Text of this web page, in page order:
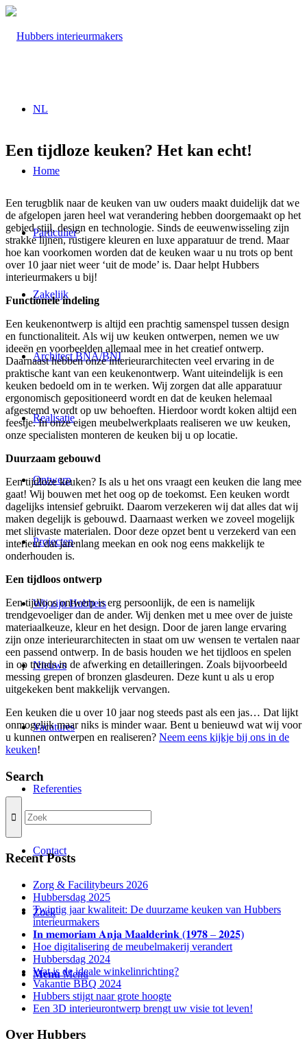
NL
Home
Particulier
Zakelijk
Architect BNA/BNI
Realisatie
Ontwerp
Projecten
Wij zijn Hubbers
Nieuws
Vacatures
Referenties
Contact
Zoek
Menu Menu
Een tijdloze keuken? Het kan echt!
Een terugblik naar de keuken van uw ouders maakt duidelijk dat we
de afgelopen jaren heel wat verandering hebben doorgemaakt op het
gebied stijl, design en technologie. Sinds de eeuwenwisseling zijn
strakke lijnen, rustigere kleuren en luxe apparatuur de trend. Maar
hoe kan voorkomen worden dat de keuken waar u nu trots op bent
over 10 jaar niet weer ‘uit de mode’ is. Daar helpt Hubbers
interieurmakers u bij!
Functionele indeling
Een keukenontwerp is altijd een prachtig samenspel tussen design
en functionaliteit. Als wij uw keuken ontwerpen, nemen we uw
ideeën en voorbeelden allemaal mee in het creatief ontwerp.
Daarnaast hebben onze interieurarchitecten veel ervaring in de
praktische kant van een keukenontwerp. Want uiteindelijk is een
keuken bedoeld om in te werken. Wij zorgen dat alle apparatuur
ergonomisch gepositioneerd wordt en dat de keuken helemaal
afgestemd wordt op uw behoeften. Hierdoor wordt koken altijd een
feestje. In onze eigen meubelwerkplaats realiseren we uw keuken,
onze specialisten monteren de keuken bij u op locatie.
Duurzaam gebouwd
Een tijdloze keuken? Is als u het ons vraagt een keuken die lang mee
gaat! Wij bouwen met het oog op de toekomst. Een keuken wordt
dagelijks intensief gebruikt. Daarom verzekeren wij dat alles dat wij
maken degelijk is gebouwd. Daarnaast werken we zoveel mogelijk
met slijtvaste materialen. Door deze opzet bent u verzekerd van een
interieur dat jarenlang meekan en ook nog eens makkelijk te
onderhouden is.
Een tijdloos ontwerp
Een tijdloos ontwerp is erg persoonlijk, de een is namelijk
trendgevoeliger dan de ander. Wij denken met u mee over de juiste
materiaalkeuze, kleur en het design. Door de jaren lange ervaring
zijn onze interieurarchitecten in staat om uw wensen te vertalen naar
een passend ontwerp. In de basis houden we het tijdloos en spelen
in op trends in de afwerking en detailleringen. Zoals bijvoorbeeld
messing grepen of bronzen glasdeuren. Deze kunt u als u erop
uitgekeken bent makkelijk vervangen.
Een keuken die u over 10 jaar nog steeds past als een jas… Dat lijkt
onmogelijk maar niks is minder waar. Bent u benieuwd wat wij voor
u kunnen ontwerpen en realiseren? Neem eens kijkje bij ons in de
keuken!
Search
Recent Posts
Zorg & Facilitybeurs 2026
Hubbersdag 2025
Twintig jaar kwaliteit: De duurzame keuken van Hubbers
interieurmakers
𝐈𝐧 𝐦𝐞𝐦𝐨𝐫𝐢𝐚𝐦 𝐀𝐧𝐣𝐚 𝐌𝐚𝐚𝐥𝐝𝐞𝐫𝐢𝐧𝐤 (𝟏𝟗𝟕𝟖 – 𝟐𝟎𝟐𝟓)
Hoe digitalisering de meubelmakerij verandert
Hubbersdag 2024
Wat is de ideale winkelinrichting?
Vakantie BBQ 2024
Hubbers stijgt naar grote hoogte
Een 3D interieurontwerp brengt uw visie tot leven!
Over Hubbers